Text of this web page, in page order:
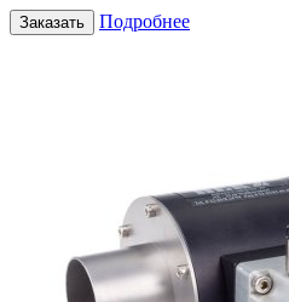
Заказать Подробнее